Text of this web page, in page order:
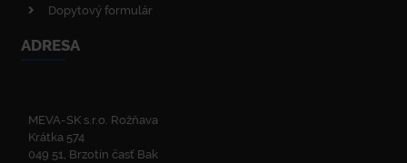
Dopytový formulár
ADRESA
MEVA-SK s.r.o. Rožňava
Krátka 574
049 51, Brzotín časť Bak